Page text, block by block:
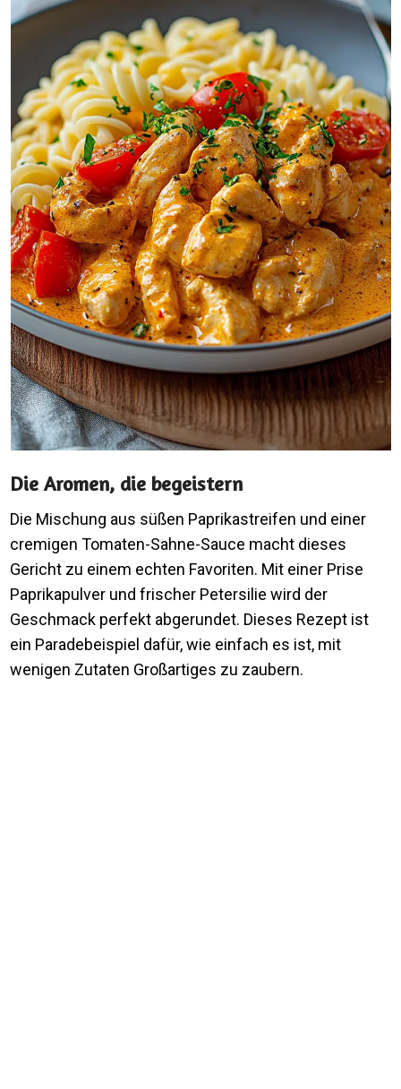
Die Aromen, die begeistern
Die Mischung aus süßen Paprikastreifen und einer
cremigen Tomaten-Sahne-Sauce macht dieses
Gericht zu einem echten Favoriten. Mit einer Prise
Paprikapulver und frischer Petersilie wird der
Geschmack perfekt abgerundet. Dieses Rezept ist
ein Paradebeispiel dafür, wie einfach es ist, mit
wenigen Zutaten Großartiges zu zaubern.